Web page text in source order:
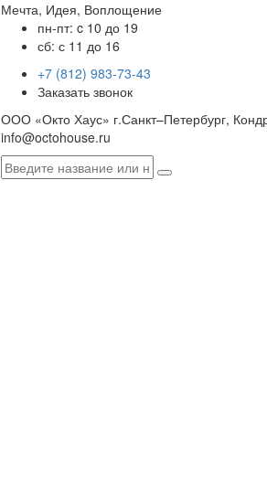
Мечта, Идея, Воплощение
пн-пт: c 10 до 19
сб: с 11 до 16
+7 (812) 983-73-43
Заказать звонок
ООО «Окто Хаус» г.Санкт–Петербург,
info@octohouse.ru